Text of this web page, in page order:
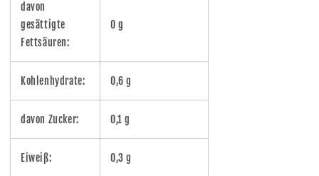
davon
gesättigte
Fettsäuren:
0 g
Kohlenhydrate: 0,6 g
davon Zucker: 0,1 g
Eiweiß: 0,3 g